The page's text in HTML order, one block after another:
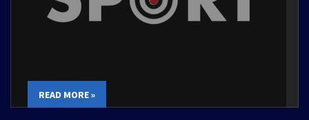
READ MORE »